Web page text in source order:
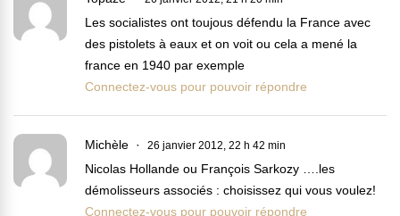
Les socialistes ont toujous défendu la France avec
des pistolets à eaux et on voit ou cela a mené la
france en 1940 par exemple
Connectez-vous pour pouvoir répondre
Michèle 26 janvier 2012, 22 h 42 min
Nicolas Hollande ou François Sarkozy ….les
démolisseurs associés : choisissez qui vous voulez!
Connectez-vous pour pouvoir répondre